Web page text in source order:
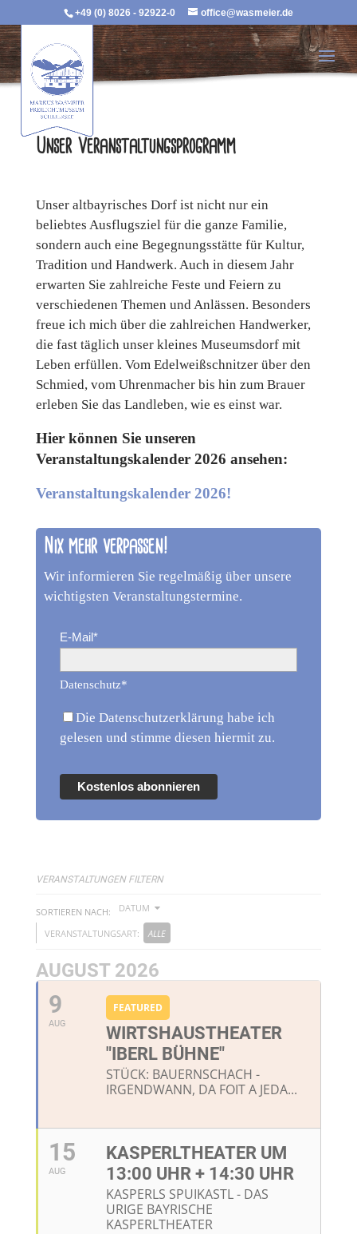
+49 (0) 8026 - 92922-0 office@wasmeier.de
Unser Veranstaltungsprogramm
Unser altbayrisches Dorf ist nicht nur ein
beliebtes Ausflugsziel für die ganze Familie,
sondern auch eine Begegnungsstätte für Kultur,
Tradition und Handwerk. Auch in diesem Jahr
erwarten Sie zahlreiche Feste und Feiern zu
verschiedenen Themen und Anlässen. Besonders
freue ich mich über die zahlreichen Handwerker,
die fast täglich unser kleines Museumsdorf mit
Leben erfüllen. Vom Edelweißschnitzer über den
Schmied, vom Uhrenmacher bis hin zum Brauer
erleben Sie das Landleben, wie es einst war.
Hier können Sie unseren
Veranstaltungskalender 2026 ansehen:
Veranstaltungskalender 2026!
Nix mehr verpassen!
Wir informieren Sie regelmäßig über unsere
wichtigsten Veranstaltungstermine.
E-Mail*
Datenschutz*
Die Datenschutzerklärung habe ich
gelesen und stimme diesen hiermit zu.
Kostenlos abonnieren
VERANSTALTUNGEN FILTERN
SORTIEREN NACH: DATUM
VERANSTALTUNGSART: ALLE
AUGUST 2026
9
AUG
FEATURED
WIRTSHAUSTHEATER
"IBERL BÜHNE"
STÜCK: BAUERNSCHACH -
IRGENDWANN, DA FOIT A JEDA...
15
AUG
KASPERLTHEATER UM
13:00 UHR + 14:30 UHR
KASPERLS SPUIKASTL - DAS
URIGE BAYRISCHE
KASPERLTHEATER